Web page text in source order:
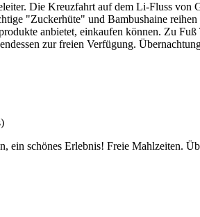
Die Kreuzfahrt auf dem Li-Fluss von
"Zuckerhüte" und Bambushaine
anbietet, einkaufen können. Zu
zur freien Verfügung.
ein schönes Erlebnis! Freie Mahlzeiten.